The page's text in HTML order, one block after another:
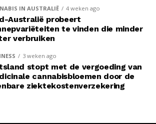
IN AUSTRALIË 4 weken ago
Australië probeert
te vinden die minder
verbruiken
3 weken ago
stopt met de vergoeding van
cannabisbloemen door de
ziektekostenverzekering